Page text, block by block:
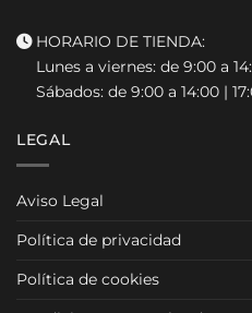
HORARIO DE TIENDA:
Lunes a viernes: de 9:00 a
Sábados: de 9:00 a 14:00 |
LEGAL
Aviso Legal
Política de privacidad
Política de cookies